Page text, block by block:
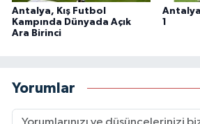
Antalya, Kış Futbol
Kampında Dünyada Açık
Ara Birinci
1
Yorumlar